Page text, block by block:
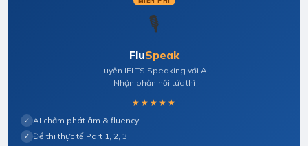
🎙️
FluSpeak
Luyện IELTS Speaking với AI
Nhận phản hồi tức thì
★★★★★
✓ AI chấm phát âm & fluency
✓ Đề thi thực tế Part 1, 2, 3